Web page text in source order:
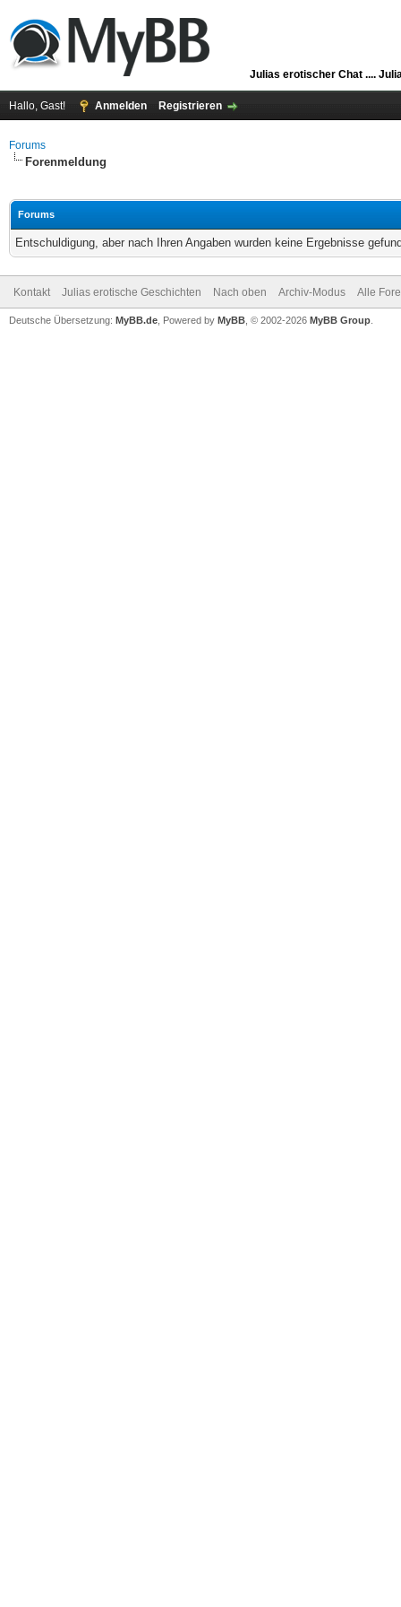
Julias erotischer Chat ....
Hallo, Gast! Anmelden Registrieren
Forums
Forenmeldung
Forums
Entschuldigung, aber nach Ihren Angaben wurden keine Ergebnisse
Kontakt Julias erotische Geschichten Nach oben Archiv-Modus Alle
Deutsche Übersetzung: MyBB.de , Powered by MyBB , © 2002-2026 MyBB Group